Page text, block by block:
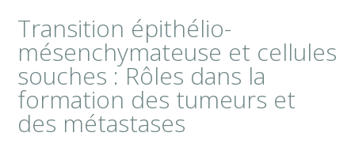
Soutenir la Fondation
Transition épithélio-
mésenchymateuse et cellules
souches : Rôles dans la
formation des tumeurs et
des métastases